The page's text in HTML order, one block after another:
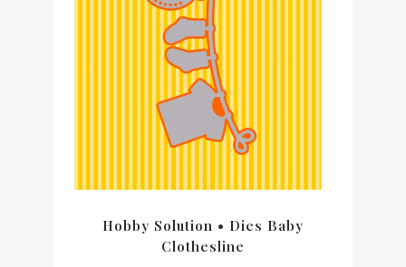
Hobby Solution • Dies Baby
Clothesline